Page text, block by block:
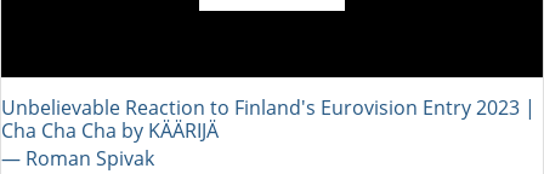
Unbelievable Reaction to Finland's Eurovision Entry 2023 |
Cha Cha Cha by KÄÄRIJÄ
― Roman Spivak